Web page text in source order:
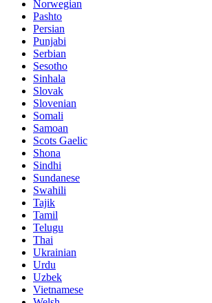
Norwegian
Pashto
Persian
Punjabi
Serbian
Sesotho
Sinhala
Slovak
Slovenian
Somali
Samoan
Scots Gaelic
Shona
Sindhi
Sundanese
Swahili
Tajik
Tamil
Telugu
Thai
Ukrainian
Urdu
Uzbek
Vietnamese